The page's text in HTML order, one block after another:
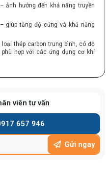
ảnh hưởng đến khả năng truyền
giúp tăng độ cứng và khả năng
thép carbon trung bình, có độ
hợp với các ứng dụng cơ khí
viên tư vấn
657 946
Gửi ngay